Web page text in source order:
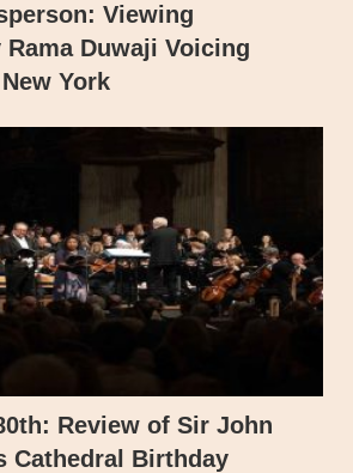
Viewing
Duwaji Voicing
York
Review of Sir John
Cathedral Birthday